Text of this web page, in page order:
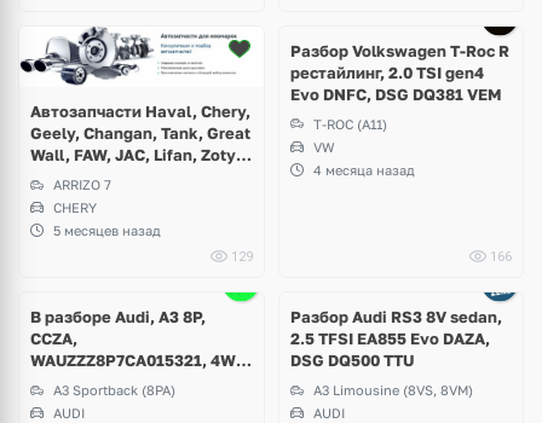
Автозапчасти Haval, Chery,
Geely, Changan, Tank, Great
Wall, FAW, JAC, Lifan, Zotye,
Brilliance, Dong Feng, GAC и
др
ARRIZO 7
CHERY
5 месяцев назад
129
7 фото
Разбор Volkswagen T-Roc R
рестайлинг, 2.0 TSI gen4
Evo DNFC, DSG DQ381 VEM
T-ROC (A11)
VW
4 месяца назад
166
В разборе Audi, A3 8P,
CCZA,
WAUZZZ8P7CA015321, 4WD,
C8 / Y3J, DSG DQ250, 2011
г.в, 114000km
A3 Sportback (8PA)
AUDI
Разбор Audi RS3 8V sedan,
2.5 TFSI EA855 Evo DAZA,
DSG DQ500 TTU
A3 Limousine (8VS, 8VM)
AUDI